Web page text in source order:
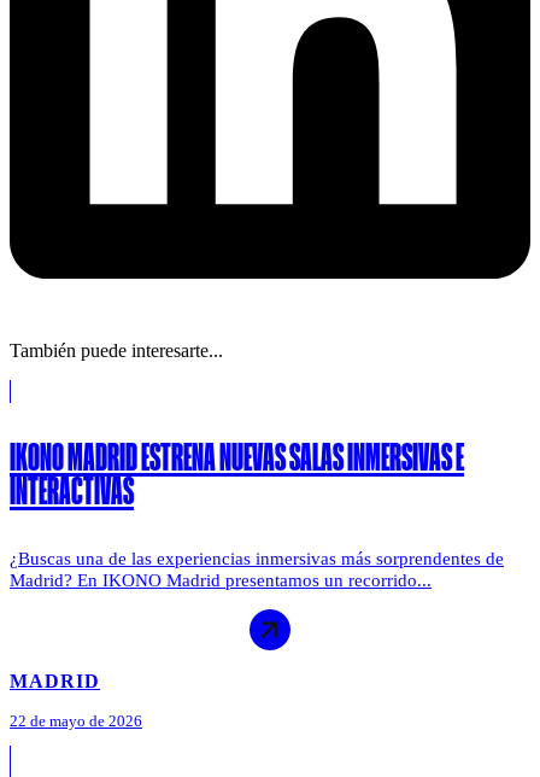
También puede interesarte...
IKONO MADRID ESTRENA NUEVAS SALAS INMERSIVAS E
INTERACTIVAS
¿Buscas una de las experiencias inmersivas más sorprendentes de
Madrid? En IKONO Madrid presentamos un recorrido...
MADRID
22 de mayo de 2026